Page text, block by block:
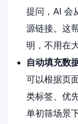
提问，AI 会
源链接。这
明，不用在
自动填充数
可以根据页
类标签、优
单初筛场景